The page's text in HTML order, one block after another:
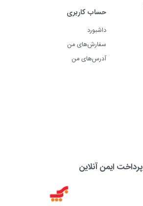
حساب کاربری
داشبورد
سفارش‌های من
آدرس‌های من
پرداخت ایمن آنلاین